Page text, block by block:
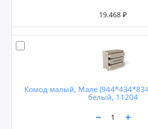
19.468 ₽
Комод малый, Мале
белый, 11204